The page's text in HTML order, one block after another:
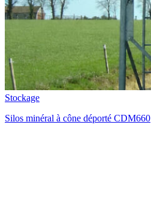
Stockage
Silos minéral à cône déporté CDM660